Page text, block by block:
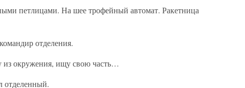
петлицами. На шее трофейный автомат. Ракетница
отделения.
окружения, ищу свою часть…